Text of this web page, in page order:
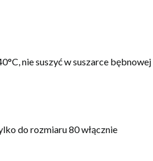
nie suszyć w suszarce bębnowej
do rozmiaru 80 włącznie